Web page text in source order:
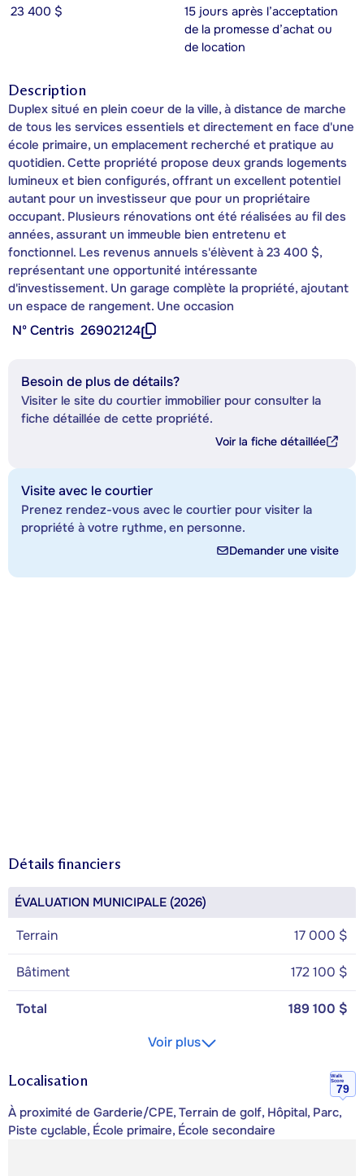
23 400 $
15 jours après l’acceptation
de la promesse d’achat ou
de location
Description
Duplex situé en plein coeur de la ville, à distance de marche
de tous les services essentiels et directement en face d'une
école primaire, un emplacement recherché et pratique au
quotidien. Cette propriété propose deux grands logements
lumineux et bien configurés, offrant un excellent potentiel
autant pour un investisseur que pour un propriétaire
occupant. Plusieurs rénovations ont été réalisées au fil des
années, assurant un immeuble bien entretenu et
fonctionnel. Les revenus annuels s'élèvent à 23 400 $,
représentant une opportunité intéressante
d'investissement. Un garage complète la propriété, ajoutant
un espace de rangement. Une occasion
Nº Centris 26902124
Besoin de plus de détails?
Visiter le site du courtier immobilier pour consulter la
fiche détaillée de cette propriété.
Voir la fiche détaillée
Visite avec le courtier
Prenez rendez-vous avec le courtier pour visiter la
propriété à votre rythme, en personne.
Demander une visite
Détails financiers
ÉVALUATION MUNICIPALE (2026)
Terrain 17 000 $
Bâtiment 172 100 $
Total
189 100 $
Voir plus
Localisation
Walk
Score
79
À proximité de Garderie/CPE, Terrain de golf, Hôpital, Parc,
Piste cyclable, École primaire, École secondaire